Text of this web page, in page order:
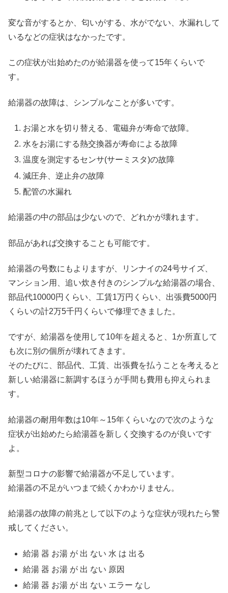
変な音がするとか、匂いがする、水がでない、水漏れして
いるなどの症状はなかったです。
この症状が出始めたのが給湯器を使って15年くらいで
す。
給湯器の故障は、シンプルなことが多いです。
お湯と水を切り替える、電磁弁が寿命で故障。
水をお湯にする熱交換器が寿命による故障
温度を測定するセンサ(サーミスタ)の故障
減圧弁、逆止弁の故障
配管の水漏れ
給湯器の中の部品は少ないので、どれかが壊れます。
部品があれば交換することも可能です。
給湯器の号数にもよりますが、リンナイの24号サイズ、
マンション用、追い炊き付きのシンプルな給湯器の場合、
部品代10000円くらい、工賃1万円くらい、出張費5000円
くらいの計2万5千円くらいで修理できました。
ですが、給湯器を使用して10年を超えると、1か所直して
も次に別の個所が壊れてきます。
そのたびに、部品代、工賃、出張費を払うことを考えると
新しい給湯器に新調するほうが手間も費用も抑えられま
す。
給湯器の耐用年数は10年～15年くらいなので次のような
症状が出始めたら給湯器を新しく交換するのが良いです
よ。
新型コロナの影響で給湯器が不足しています。
給湯器の不足がいつまで続くかわかりません。
給湯器の故障の前兆として以下のような症状が現れたら警
戒してください。
給湯 器 お湯 が 出 ない 水 は 出る
給湯 器 お湯 が 出 ない 原因
給湯 器 お湯 が 出 ない エラー なし